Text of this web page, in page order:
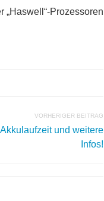
„Haswell“-Prozessoren
VORHERIGER BEITRAG
und weitere
Infos!